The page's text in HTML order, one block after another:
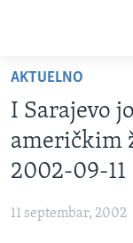
glavni
sadržaj
na
glavnu
Idi
FOTOGRAFIJE
SJEDINJENE
NAUKA I
AKTUELNO
I Sarajevo
američkim
2002-09-11
11 septembar, 2002